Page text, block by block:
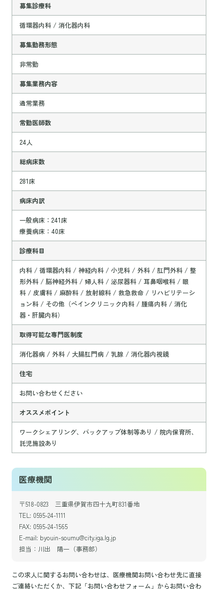
募集診療科
循環器内科 / 消化器内科
募集勤務形態
非常勤
募集業務内容
通常業務
常勤医師数
24人
総病床数
281床
病床内訳
一般病床：241床
療養病床：40床
診療科目
内科 / 循環器内科 / 神経内科 / 小児科 / 外科 / 肛門外科 / 整
形外科 / 脳神経外科 / 婦人科 / 泌尿器科 / 耳鼻咽喉科 / 眼
科 / 皮膚科 / 麻酔科 / 放射線科 / 救急救命 / リハビリテーシ
ョン科 / その他（ペインクリニック内科 / 腫瘍内科 / 消化
器・肝臓内科）
取得可能な専門医制度
消化器病 / 外科 / 大腸肛門病 / 乳腺 / 消化器内視鏡
住宅
お問い合わせください
オススメポイント
ワークシェアリング、バックアップ体制等あり / 院内保育所、
託児施設あり
医療機関
〒518-0823 三重県伊賀市四十九町831番地
TEL: 0595-24-1111
FAX: 0595-24-1565
E-mail: byouin-soumu@city.iga.lg.jp
担当：川出 陽一（事務部）
この求人に関するお問い合わせは、医療機関お問い合わせ先に直接
ご連絡いただくか、下記「お問い合わせフォーム」からお問い合わ